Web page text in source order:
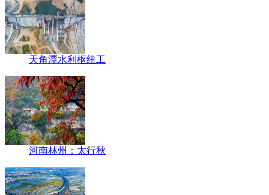
天角潭水利枢纽工
河南林州：太行秋